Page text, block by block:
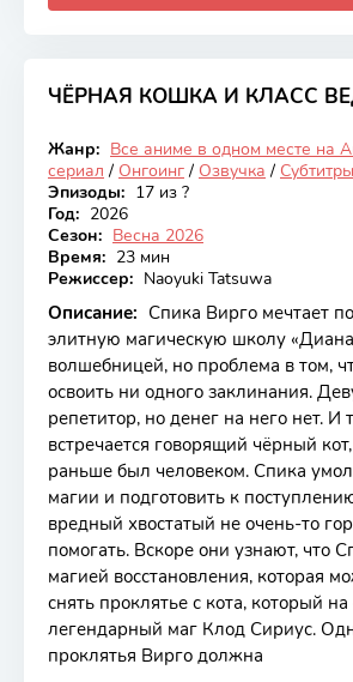
ЧЁРНАЯ КОШКА И КЛАСС
Онгоинг
6.47
Жанр: Все аниме в одном месте на
сериал / Онгоинг / Озвучка / Субтитры
Эпизоды: 17 из ?
Год: 2026
Сезон: Весна 2026
Время: 23 мин
Режиссер: Naoyuki Tatsuwa
Описание: Спика Вирго мечтает
элитную магическую школу
волшебницей, но проблема в том,
освоить ни одного заклинания.
репетитор, но денег на него нет. И
встречается говорящий чёрный
раньше был человеком. Спика
магии и подготовить к
вредный хвостатый не очень-то
помогать. Вскоре они узнают, что
магией восстановления, которая
снять проклятье с кота, который
легендарный маг Клод Сириус.
проклятья Вирго должна